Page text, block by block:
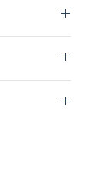
талии
бега.
в